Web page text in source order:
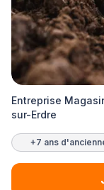
Entreprise
sur-Erdre
+7 ans